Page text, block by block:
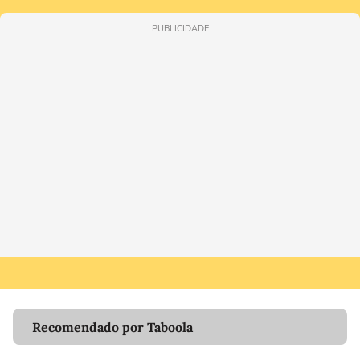
PUBLICIDADE
Recomendado por Taboola